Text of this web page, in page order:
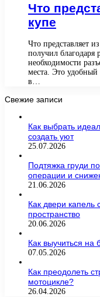
Что
купе
Что представляет
получил
необходимости
места. Это
в…
Свежие записи
Как выбрать
создать уют
25.07.2026
Подтяжка груди
операции и
21.06.2026
Как двери
пространство
20.06.2026
Как выучиться на
07.05.2026
Как преодолеть
мотоцикле?
26.04.2026